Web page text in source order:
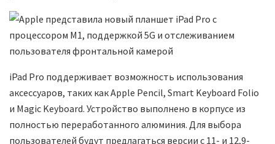
iPad Pro поддерживает возможность использования
аксессуаров, таких как Apple Pencil, Smart Keyboard Folio
и Magic Keyboard. Устройство выполнено в корпусе из
полностью переработанного алюминия. Для выбора
пользователей будут предлагаться версии с 11- и 12,9-